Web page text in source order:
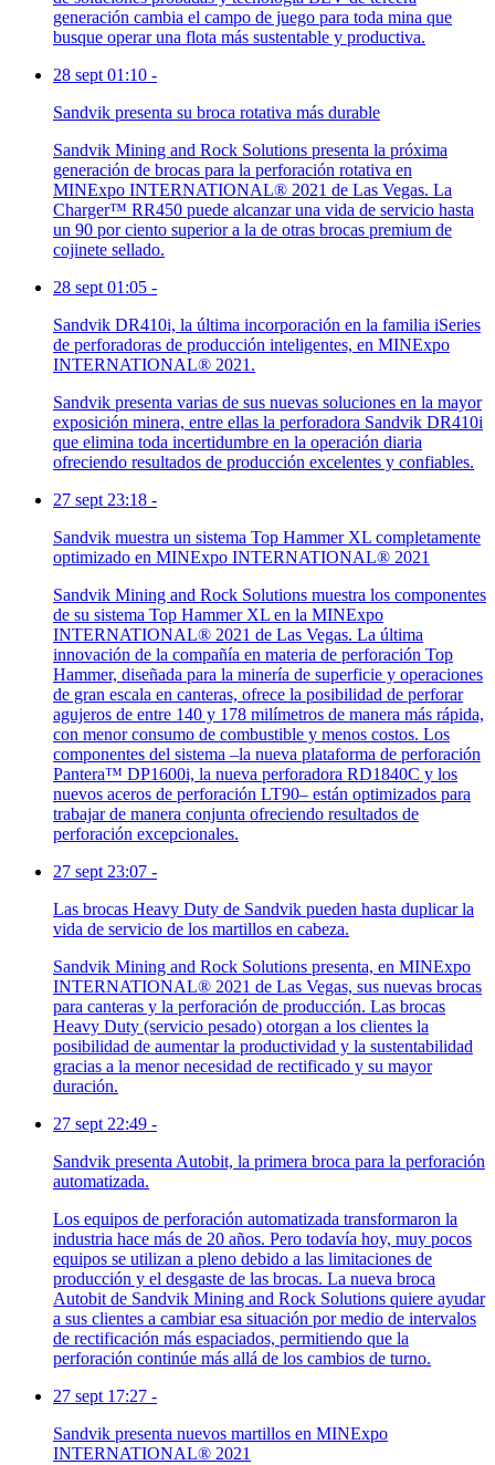
generación cambia el campo de juego para toda mina que
busque operar una flota más sustentable y productiva.
28 sept 01:10 -
Sandvik presenta su broca rotativa más durable
Sandvik Mining and Rock Solutions presenta la próxima
generación de brocas para la perforación rotativa en
MINExpo INTERNATIONAL® 2021 de Las Vegas. La
Charger™ RR450 puede alcanzar una vida de servicio hasta
un 90 por ciento superior a la de otras brocas premium de
cojinete sellado.
28 sept 01:05 -
Sandvik DR410i, la última incorporación en la familia iSeries
de perforadoras de producción inteligentes, en MINExpo
INTERNATIONAL® 2021.
Sandvik presenta varias de sus nuevas soluciones en la mayor
exposición minera, entre ellas la perforadora Sandvik DR410i
que elimina toda incertidumbre en la operación diaria
ofreciendo resultados de producción excelentes y confiables.
27 sept 23:18 -
Sandvik muestra un sistema Top Hammer XL completamente
optimizado en MINExpo INTERNATIONAL® 2021
Sandvik Mining and Rock Solutions muestra los componentes
de su sistema Top Hammer XL en la MINExpo
INTERNATIONAL® 2021 de Las Vegas. La última
innovación de la compañía en materia de perforación Top
Hammer, diseñada para la minería de superficie y operaciones
de gran escala en canteras, ofrece la posibilidad de perforar
agujeros de entre 140 y 178 milímetros de manera más rápida,
con menor consumo de combustible y menos costos. Los
componentes del sistema –la nueva plataforma de perforación
Pantera™ DP1600i, la nueva perforadora RD1840C y los
nuevos aceros de perforación LT90– están optimizados para
trabajar de manera conjunta ofreciendo resultados de
perforación excepcionales.
27 sept 23:07 -
Las brocas Heavy Duty de Sandvik pueden hasta duplicar la
vida de servicio de los martillos en cabeza.
Sandvik Mining and Rock Solutions presenta, en MINExpo
INTERNATIONAL® 2021 de Las Vegas, sus nuevas brocas
para canteras y la perforación de producción. Las brocas
Heavy Duty (servicio pesado) otorgan a los clientes la
posibilidad de aumentar la productividad y la sustentabilidad
gracias a la menor necesidad de rectificado y su mayor
duración.
27 sept 22:49 -
Sandvik presenta Autobit, la primera broca para la perforación
automatizada.
Los equipos de perforación automatizada transformaron la
industria hace más de 20 años. Pero todavía hoy, muy pocos
equipos se utilizan a pleno debido a las limitaciones de
producción y el desgaste de las brocas. La nueva broca
Autobit de Sandvik Mining and Rock Solutions quiere ayudar
a sus clientes a cambiar esa situación por medio de intervalos
de rectificación más espaciados, permitiendo que la
perforación continúe más allá de los cambios de turno.
27 sept 17:27 -
Sandvik presenta nuevos martillos en MINExpo
INTERNATIONAL® 2021